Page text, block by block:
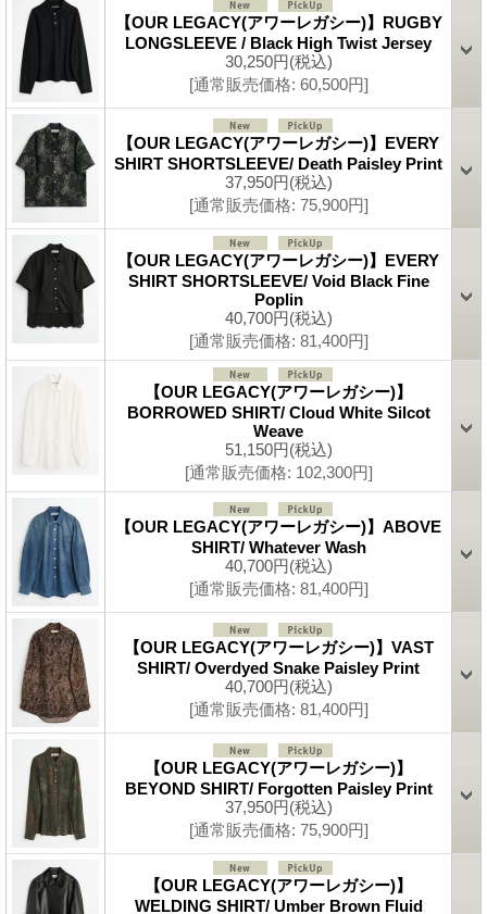
【OUR LEGACY(アワーレガシー)】RUGBY
LONGSLEEVE / Black High Twist Jersey
30,250円(税込)
[通常販売価格: 60,500円]
【OUR LEGACY(アワーレガシー)】EVERY
SHIRT SHORTSLEEVE/ Death Paisley Print
37,950円(税込)
[通常販売価格: 75,900円]
【OUR LEGACY(アワーレガシー)】EVERY
SHIRT SHORTSLEEVE/ Void Black Fine
Poplin
40,700円(税込)
[通常販売価格: 81,400円]
【OUR LEGACY(アワーレガシー)】
BORROWED SHIRT/ Cloud White Silcot
Weave
51,150円(税込)
[通常販売価格: 102,300円]
【OUR LEGACY(アワーレガシー)】ABOVE
SHIRT/ Whatever Wash
40,700円(税込)
[通常販売価格: 81,400円]
【OUR LEGACY(アワーレガシー)】VAST
SHIRT/ Overdyed Snake Paisley Print
40,700円(税込)
[通常販売価格: 81,400円]
【OUR LEGACY(アワーレガシー)】
BEYOND SHIRT/ Forgotten Paisley Print
37,950円(税込)
[通常販売価格: 75,900円]
【OUR LEGACY(アワーレガシー)】
WELDING SHIRT/ Umber Brown Fluid